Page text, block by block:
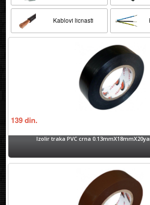
Kablovi licnasti
139din.
Izolir traka PVC crna